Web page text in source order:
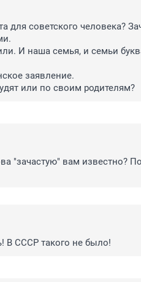
для советского человека?
И наша семья, и семьи
заявление.
или по своим родителям?
"зачастую" вам известно?
В СССР такого не было!